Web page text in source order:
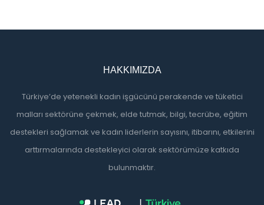
HAKKIMIZDA
Türkiye’de yetenekli kadın işgücünü perakende ve tüketici
malları sektörüne çekmek, elde tutmak, bilgi, tecrübe, eğitim
destekleri sağlamak ve kadın liderlerin sayısını, itibarını, etkilerini
arttırmalarında destekleyici olarak sektörümüze katkıda
bulunmaktır.